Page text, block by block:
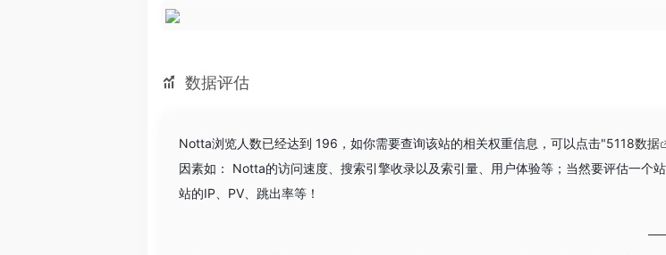
数据评估
Notta浏览人数已经达到 196，如你需要查询该站的相关权重信息，可以点击"5118数据
因素如： Notta的访问速度、搜索引擎收录以及索引量、用户体验等；当然要评估一
站的IP、PV、跳出率等！